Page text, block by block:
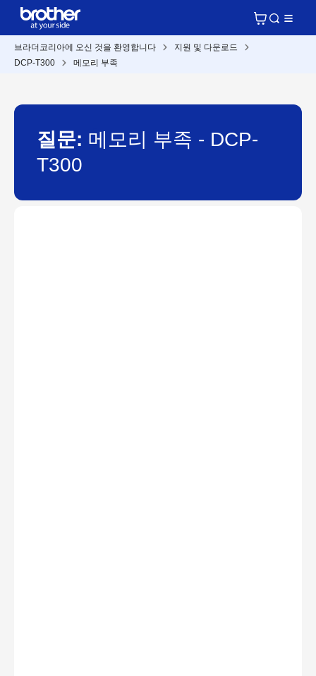
브라더코리아에 오신 것을 환영합니다
지원 및 다운로드
DCP-T300
메모리 부족
질문: 메모리 부족 - DCP-
T300